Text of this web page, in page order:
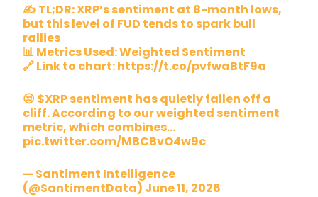
✍️ TL;DR: XRP’s sentiment at 8-month lows,
but this level of FUD tends to spark bull
rallies
📊 Metrics Used: Weighted Sentiment
🔗 Link to chart:https://t.co/pvfwaBtF9a
😒 $XRPsentiment has quietly fallen off a
cliff. According to our weighted sentiment
metric, which combines…
pic.twitter.com/MBCBvO4w9c
— Santiment Intelligence
(@SantimentData) June 11, 2026